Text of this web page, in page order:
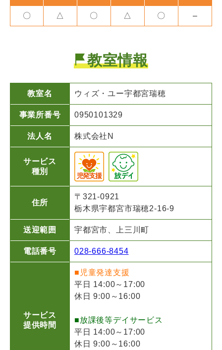
〇 △ 〇 △ 〇 –
教室情報
教室名 ウィズ・ユー宇都宮瑞穂
事業所番号 0950101329
法人名 株式会社N
サービス
種別
住所
〒321-0921
栃木県宇都宮市瑞穂2-16-9
送迎範囲 宇都宮市、上三川町
電話番号 028-666-8454
サービス
提供時間
■児童発達支援
平日 14:00～17:00
休日 9:00～16:00
■放課後等デイサービス
平日 14:00～17:00
休日 9:00～16:00